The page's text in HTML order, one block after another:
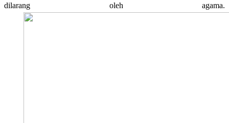
dilarang oleh agama.